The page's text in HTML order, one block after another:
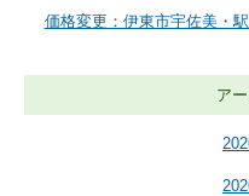
価格変更：伊東市宇佐美・
ア